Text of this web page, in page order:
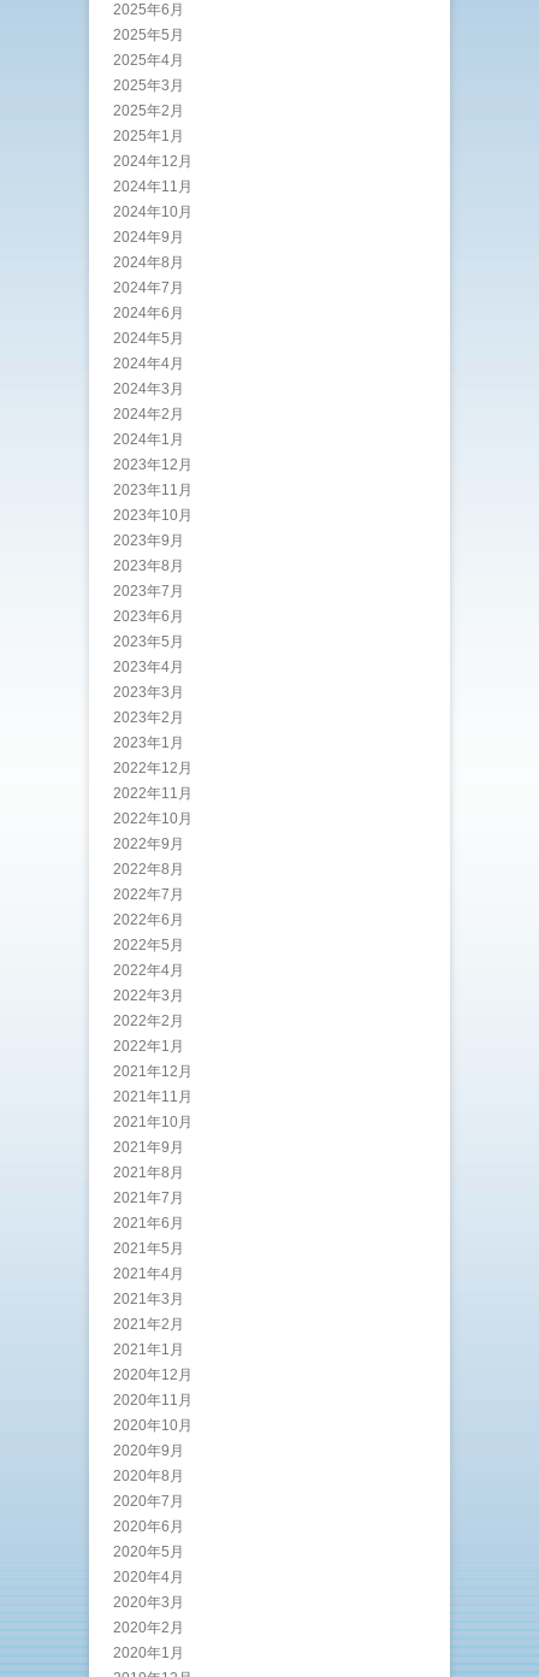
2025年6月
2025年5月
2025年4月
2025年3月
2025年2月
2025年1月
2024年12月
2024年11月
2024年10月
2024年9月
2024年8月
2024年7月
2024年6月
2024年5月
2024年4月
2024年3月
2024年2月
2024年1月
2023年12月
2023年11月
2023年10月
2023年9月
2023年8月
2023年7月
2023年6月
2023年5月
2023年4月
2023年3月
2023年2月
2023年1月
2022年12月
2022年11月
2022年10月
2022年9月
2022年8月
2022年7月
2022年6月
2022年5月
2022年4月
2022年3月
2022年2月
2022年1月
2021年12月
2021年11月
2021年10月
2021年9月
2021年8月
2021年7月
2021年6月
2021年5月
2021年4月
2021年3月
2021年2月
2021年1月
2020年12月
2020年11月
2020年10月
2020年9月
2020年8月
2020年7月
2020年6月
2020年5月
2020年4月
2020年3月
2020年2月
2020年1月